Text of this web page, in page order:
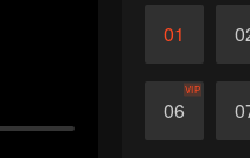
01
06
VIP